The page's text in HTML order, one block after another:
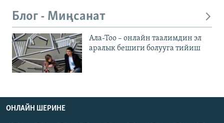
Блог - Миңсанат
Ала-Тоо – онлайн таалимдин эл
аралык бешиги болууга тийиш
ОНЛАЙН ШЕРИНЕ